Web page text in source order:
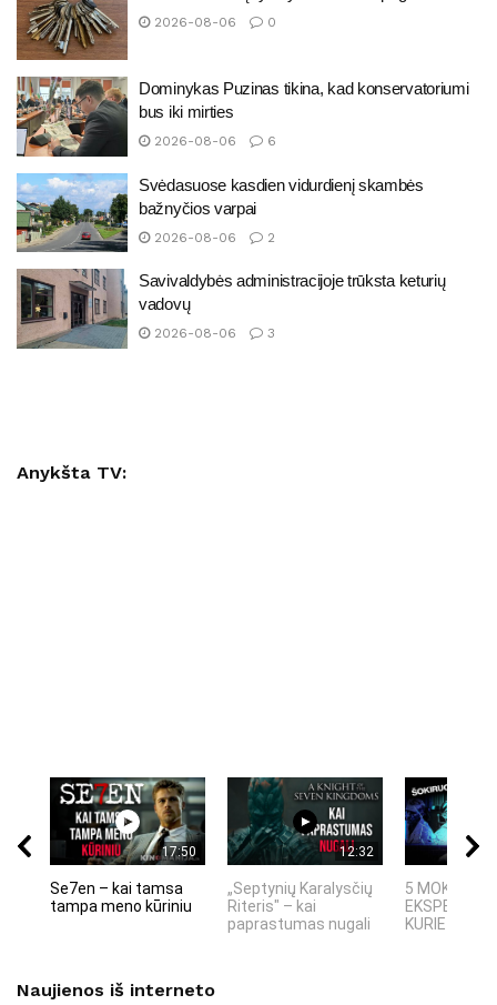
2026-08-06 0
Dominykas Puzinas tikina, kad konservatoriumi
bus iki mirties
2026-08-06 6
Svėdasuose kasdien vidurdienį skambės
bažnyčios varpai
2026-08-06 2
Savivaldybės administracijoje trūksta keturių
vadovų
2026-08-06 3
Anykšta TV:
17:50
Se7en – kai tamsa
tampa meno kūriniu
12:32
„Septynių Karalysčių
Riteris" – kai
paprastumas nugali
5 MOKSLINIAI
KURIE
Naujienos iš interneto